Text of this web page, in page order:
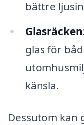
bättre
glas för
känsla.
Dessutom kan